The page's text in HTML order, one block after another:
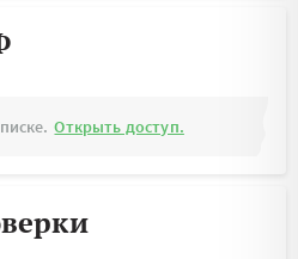
Открыть доступ.